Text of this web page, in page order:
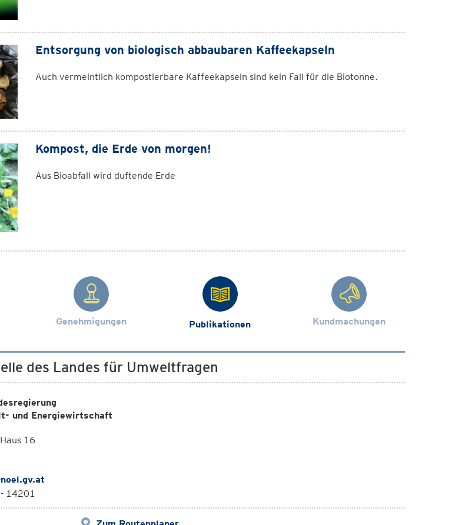
Entsorgung von biologisch abbaubaren Kaffeekapseln
Auch vermeintlich kompostierbare Kaffeekapseln sind kein Fall für die Biotonne.
Kompost, die Erde von morgen!
Aus Bioabfall wird duftende Erde
Genehmigungen Publikationen Kundmachungen
des Landes für Umweltfragen
und Energiewirtschaft
16
14201